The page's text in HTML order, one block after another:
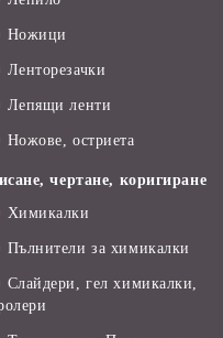
Ножици
Ленторезачки
Лепящи ленти
Ножове, остриета
чертане, коригиране
Химикалки
Пълнители за химикалки
Слайдери, гел химикалки,